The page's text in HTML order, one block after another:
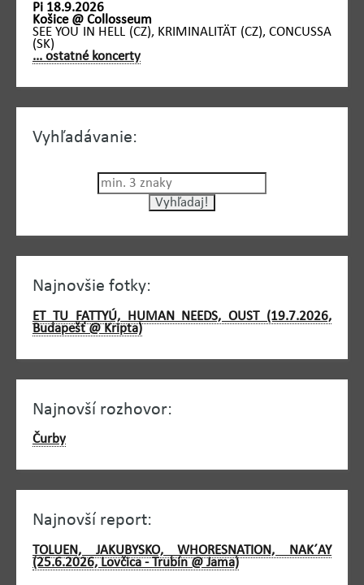
Pi 18.9.2026
Košice @ Collosseum
SEE YOU IN HELL (CZ), KRIMINALITÄT (CZ), CONCUSSA
(SK)
... ostatné koncerty
Vyhľadávanie:
Najnovšie fotky:
ET TU FATTYÚ, HUMAN NEEDS, OUST (19.7.2026,
Budapešť @ Kripta)
Najnovší rozhovor:
Čurby
Najnovší report:
TOLUEN, JAKUBYSKO, WHORESNATION, NAK´AY
(25.6.2026, Lovčica - Trubín @ Jama)